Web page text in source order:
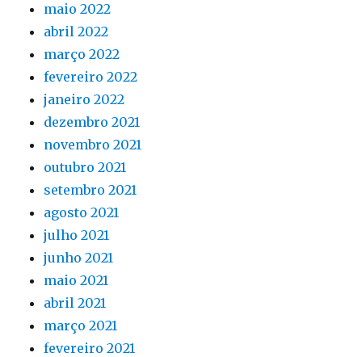
maio 2022
abril 2022
março 2022
fevereiro 2022
janeiro 2022
dezembro 2021
novembro 2021
outubro 2021
setembro 2021
agosto 2021
julho 2021
junho 2021
maio 2021
abril 2021
março 2021
fevereiro 2021